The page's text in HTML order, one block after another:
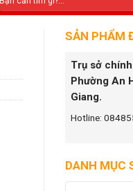
SẢN PHẨM
Trụ sở
Phường An
Giang.
Hotline:
DANH MỤC